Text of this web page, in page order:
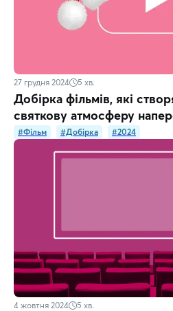
27 грудня 2024 5 хв.
Добірка фільмів, які
святкову атмосферу
#Фільм #Добірка #2024
4 жовтня 2024 5 хв.